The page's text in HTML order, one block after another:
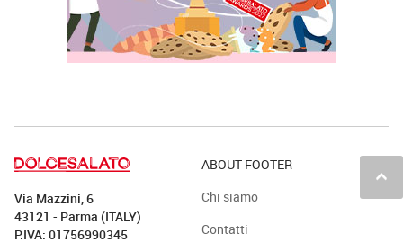
keyboard_arrow_up
Via Mazzini, 6
43121 - Parma (ITALY)
P.IVA: 01756990345
ABOUT FOOTER
Chi siamo
Contatti